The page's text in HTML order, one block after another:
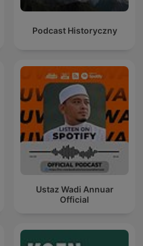
Podcast Historyczny
Ustaz Wadi Annuar
Official